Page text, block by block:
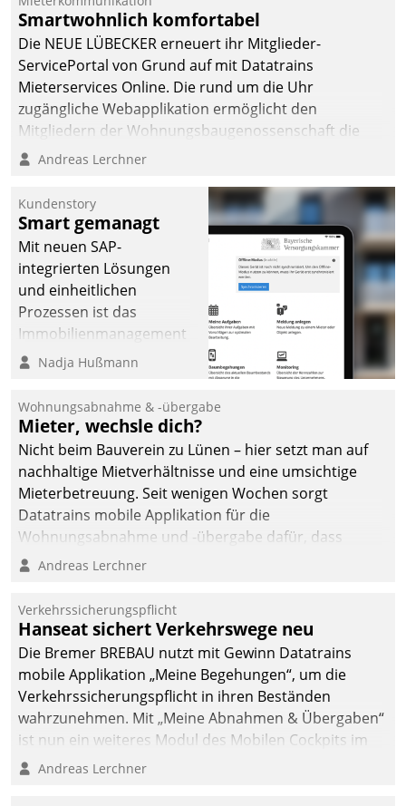
Mitteilungen zum
Heizungs- und
Wasserverbrauch gehen
automatisiert, vollständig
und auf Wunsch über
mehrere zuvor
Kommunikationswege bei
Smartwohnlich komfortabel
Die NEUE LÜBECKER erneuert ihr Mitglieder-
ServicePortal von Grund auf mit Datatrains
Mieterservices Online. Die rund um die Uhr
zugängliche Webapplikation ermöglicht den
Mitgliedern der Wohnungs­bau­genossenschaft die
Kontaktaufnahme per Smartphone, Tablet oder PC.
Andreas Lerchner
Kundenstory
Smart gemanagt
Mit neuen SAP-
integrierten Lösungen
und einheitlichen
Prozessen ist das
Immobilienmanagement
der Bayerischen
Ressort Kapitalanlage für
künftige Aufgaben und
Herausforderungen
gerüstet.
Nadja Hußmann
Wohnungsabnahme & -übergabe
Mieter, wechsle dich?
Nicht beim Bauverein zu Lünen – hier setzt man auf
nachhaltige Mietverhältnisse und eine umsichtige
Mieterbetreuung. Seit wenigen Wochen sorgt
Datatrains mobile Applikation für die
Wohnungsabnahme und -übergabe dafür, dass
Mieter wohlgeordnet kommen und, so es sein muss,
Andreas Lerchner
Verkehrssicherungspflicht
Hanseat sichert Verkehrswege neu
Die Bremer BREBAU nutzt mit Gewinn Datatrains
mobile Applikation „Meine Begehungen“, um die
Verkehrssicherungspflicht in ihren Beständen
wahrzunehmen. Mit „Meine Abnahmen & Übergaben“
ist nun ein weiteres Modul des Mobilen Cockpits im
Einsatz.
Andreas Lerchner